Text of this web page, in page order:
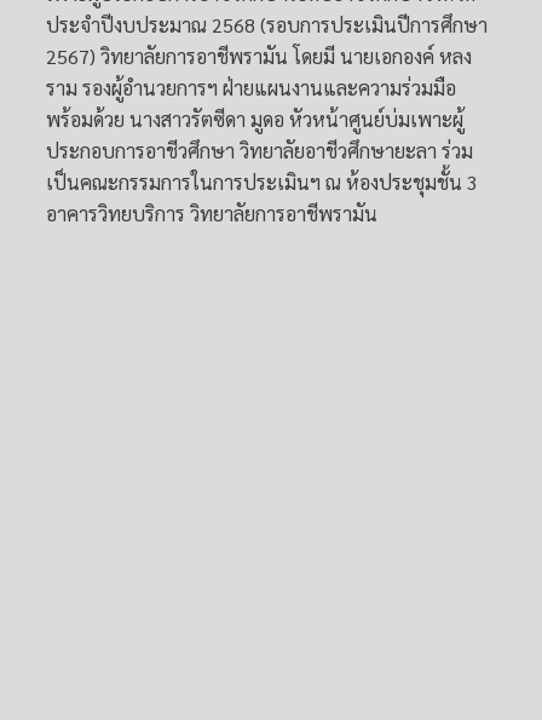
ประจำปีงบประมาณ 2568 (รอบการประเมินปีการศึกษา
2567) วิทยาลัยการอาชีพรามัน โดยมี นายเอกองค์ หลง
ราม รองผู้อำนวยการฯ ฝ่ายแผนงานและความร่วมมือ
พร้อมด้วย นางสาวรัตซีดา มูดอ หัวหน้าศูนย์บ่มเพาะผู้
ประกอบการอาชีวศึกษา วิทยาลัยอาชีวศึกษายะลา ร่วม
เป็นคณะกรรมการในการประเมินฯ ณ ห้องประชุมชั้น 3
อาคารวิทยบริการ วิทยาลัยการอาชีพรามัน